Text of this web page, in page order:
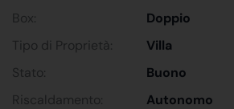
Box:
Doppio
Tipo di Proprietà:
Villa
Stato:
Buono
Riscaldamento:
Autonomo